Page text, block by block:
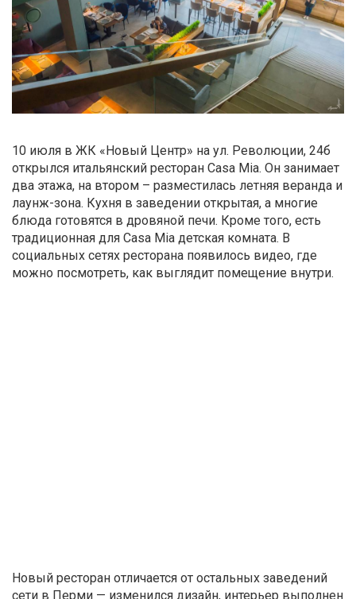
10 июля в ЖК «Новый Центр» на ул. Революции, 24б
открылся итальянский ресторан Casa Mia. Он занимает
два этажа, на втором – разместилась летняя веранда и
лаунж-зона. Кухня в заведении открытая, а многие
блюда готовятся в дровяной печи. Кроме того, есть
традиционная для Casa Mia детская комната. В
социальных сетях ресторана появилось видео, где
можно посмотреть, как выглядит помещение внутри.
Новый ресторан отличается от остальных заведений
сети в Перми — изменился дизайн, интерьер выполнен